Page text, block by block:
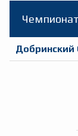
Добринский